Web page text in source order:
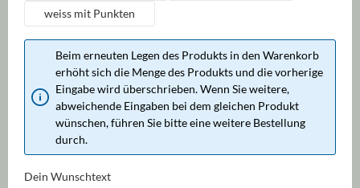
weiss mit Punkten
Beim erneuten Legen des Produkts in den Warenkorb
erhöht sich die Menge des Produkts und die vorherige
Eingabe wird überschrieben. Wenn Sie weitere,
abweichende Eingaben bei dem gleichen Produkt
wünschen, führen Sie bitte eine weitere Bestellung
durch.
Dein Wunschtext